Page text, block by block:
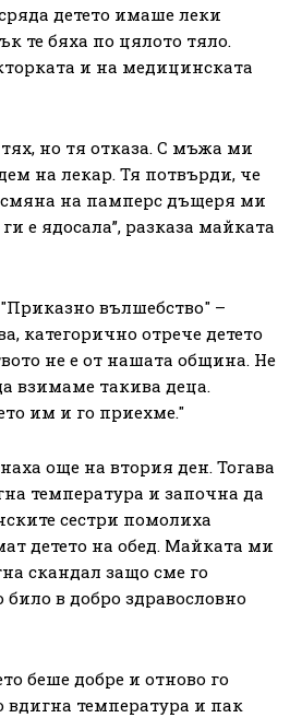
детето имаше леки
те бяха по цялото тяло.
и на медицинската
но тя отказа. С мъжа ми
на лекар. Тя потвърди, че
смяна на памперс дъщеря ми
е ядосала”, разказа майката
вълшебство" –
категорично отрече детето
не е от нашата община. Не
взимаме такива деца.
им и го приехме."
още на втория ден. Тогава
температура и започна да
сестри помолиха
детето на обед. Майката ми
скандал защо сме го
в добро здравословно
беше добре и отново го
вдигна температура и пак